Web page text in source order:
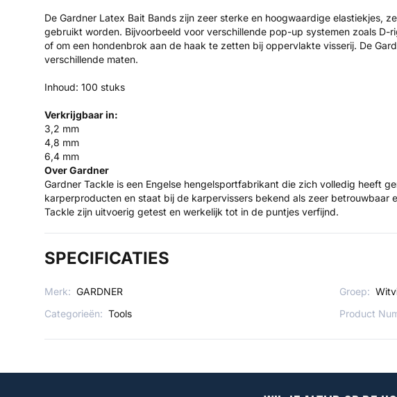
De Gardner Latex Bait Bands zijn zeer sterke en hoogwaardige elastiekjes,
gebruikt worden. Bijvoorbeeld voor verschillende pop-up systemen zoals D-
of om een hondenbrok aan de haak te zetten bij oppervlakte visserij. De
verschillende maten.
Inhoud: 100 stuks
Verkrijgbaar in:
3,2 mm
4,8 mm
6,4 mm
Over Gardner
Gardner Tackle is een Engelse hengelsportfabrikant die zich volledig heeft
karperproducten en staat bij de karpervissers bekend als zeer betrouwbaar
Tackle zijn uitvoerig getest en werkelijk tot in de puntjes verfijnd.
SPECIFICATIES
Merk: GARDNER Groep:
Categorieën: Tools Product